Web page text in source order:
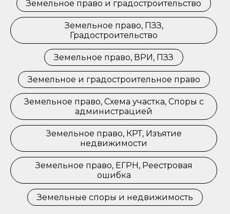
Земельное право и градостроительство
Земельное право, ПЗЗ,
Градостроительство
Земельное право, ВРИ, ПЗЗ
Земельное и градостроительное право
Земельное право, Схема участка, Споры с
администрацией
Земельное право, КРТ, Изъятие
недвижимости
Земельное право, ЕГРН, Реестровая
ошибка
Земельные споры и недвижимость